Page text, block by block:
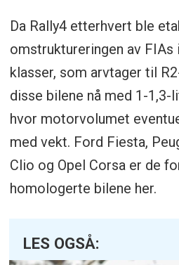
Da Rally4 etterhvert ble
omstruktureringen av FIAs
klasser, som arvtager til
disse bilene nå med 1-
hvor motorvolumet
med vekt. Ford Fiesta,
Clio og Opel Corsa er de
homologerte bilene her.
LES OGSÅ: